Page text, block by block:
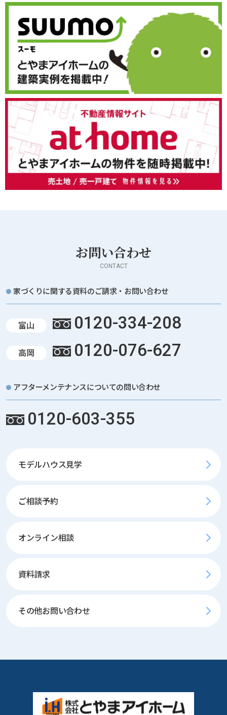
お問い合わせ
CONTACT
家づくりに関する資料のご請求・お問い合わせ
富山 0120-334-208
高岡 0120-076-627
アフターメンテナンスについての問い合わせ
0120-603-355
モデルハウス見学
ご相談予約
オンライン相談
資料請求
その他お問い合わせ